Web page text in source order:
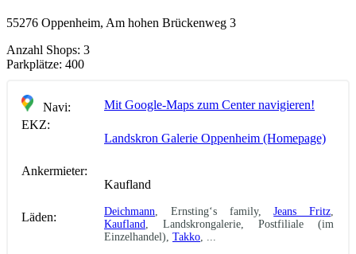
55276 Oppenheim, Am hohen Brückenweg 3
Anzahl Shops: 3
Parkplätze: 400
Navi:
Mit Google-Maps zum Center navigieren!
EKZ:
Landskron Galerie Oppenheim (Homepage)
Ankermieter:
Kaufland
Läden: Deichmann , Ernsting‘s family,Jeans Fritz
Kaufland
, Landskrongalerie, Postfiliale (im
Einzelhandel), Takko